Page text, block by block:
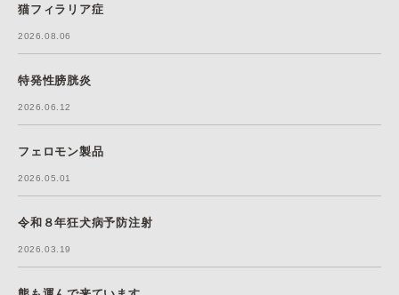
猫フィラリア症
2026.08.06
特発性膀胱炎
2026.06.12
フェロモン製品
2026.05.01
令和８年狂犬病予防注射
2026.03.19